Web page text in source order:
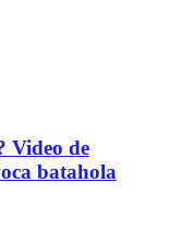
Video de
batahola